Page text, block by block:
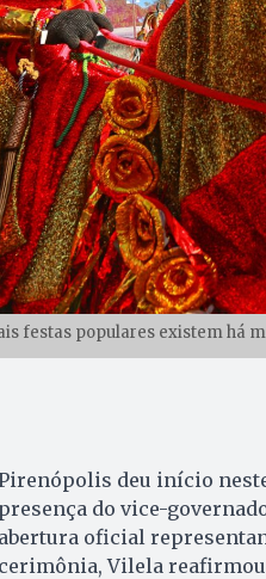
festas populares existem há
deu início
presença do vice-
abertura oficial
cerimônia, Vilela reafirmou